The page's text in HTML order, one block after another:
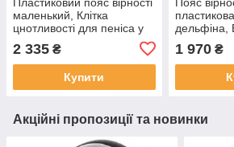
маленький, Клітка
цнотливості для пеніса у
шипів - M
2 335 ₴
Купити
дельфіна,
1 970₴
Акційні пропозиції та новинки